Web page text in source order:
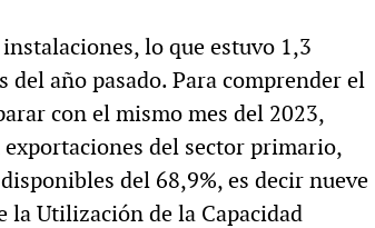
lo que estuvo 1,3
año pasado. Para comprender el
con el mismo mes del 2023,
del sector primario,
del 68,9%, es decir nueve
Utilización de la Capacidad